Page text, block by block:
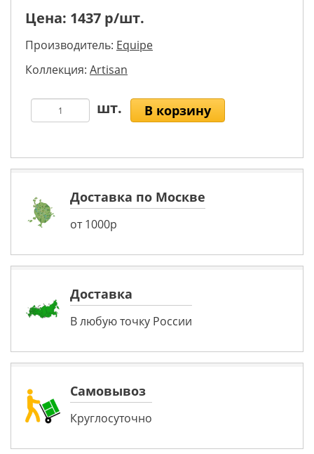
Цена: 1437 р/шт.
Производитель: Equipe
Коллекция: Artisan
В корзину
Доставка по Москве
от 1000р
Доставка
В любую точку России
Самовывоз
Круглосуточно